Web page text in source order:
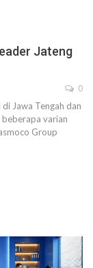
Jateng
0
Jawa Tengah dan
varian
Group